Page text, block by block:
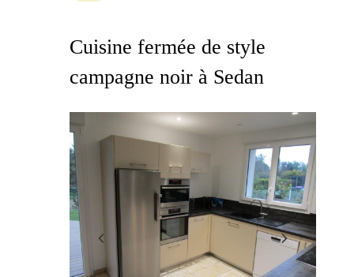
Cuisine fermée de style
campagne noir à Sedan